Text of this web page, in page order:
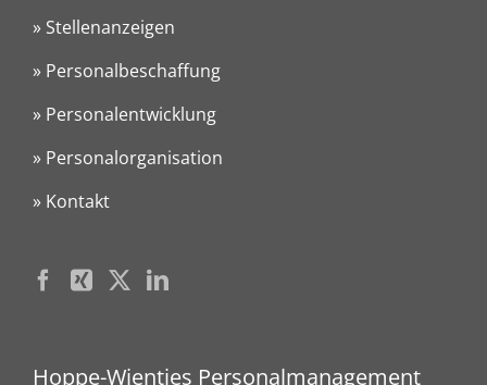
» Stellenanzeigen
» Personalbeschaffung
» Personalentwicklung
» Personalorganisation
» Kontakt
Hoppe-Wientjes Personalmanagement